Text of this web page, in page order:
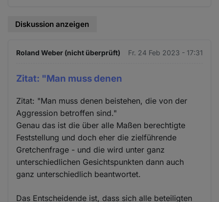
Diskussion anzeigen
Roland Weber (nicht überprüft) Fr. 24 Feb 2023 - 17:31
Zitat: "Man muss denen
Zitat: "Man muss denen beistehen, die von der
Aggression betroffen sind."
Genau das ist die über alle Maßen berechtigte
Feststellung und doch eher die zielführende
Gretchenfrage - und die wird unter ganz
unterschiedlichen Gesichtspunkten dann auch
ganz unterschiedlich beantwortet.
Das Entscheidende ist, dass sich alle beteiligten